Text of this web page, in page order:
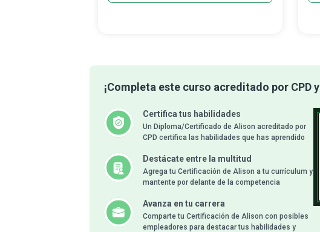
¡Completa este curso acreditado por CPD
Certifica tus habilidades
Un Diploma/Certificado de Alison acreditado por
CPD certifica las habilidades que has aprendido
Destácate entre la multitud
Agrega tu Certificación de Alison a tu currículum y
mantente por delante de la competencia
Avanza en tu carrera
Comparte tu Certificación de Alison con posibles
empleadores para destacar tus habilidades y